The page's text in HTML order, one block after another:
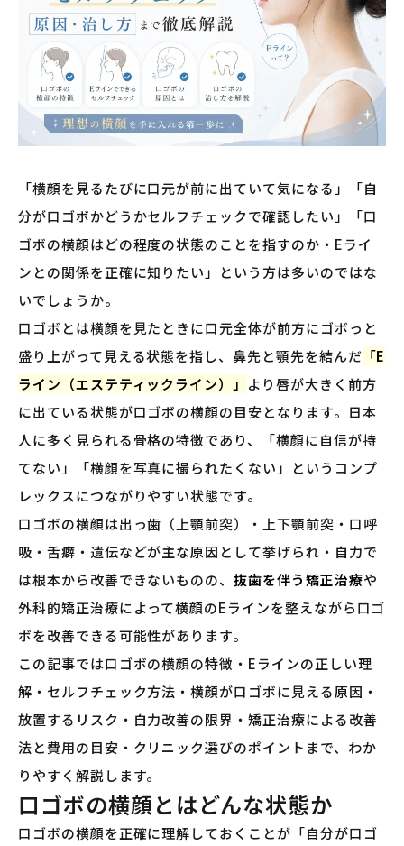
「横顔を見るたびに口元が前に出ていて気になる」「自
分が口ゴボかどうかセルフチェックで確認したい」「口
ゴボの横顔はどの程度の状態のことを指すのか・Eライ
ンとの関係を正確に知りたい」という方は多いのではな
いでしょうか。
口ゴボとは横顔を見たときに口元全体が前方にゴボっと
盛り上がって見える状態を指し、鼻先と顎先を結んだ 「E
ライン（エステティックライン）」 より唇が大きく前方
に出ている状態が口ゴボの横顔の目安となります。日本
人に多く見られる骨格の特徴であり、「横顔に自信が持
てない」「横顔を写真に撮られたくない」というコンプ
レックスにつながりやすい状態です。
口ゴボの横顔は出っ歯（上顎前突）・上下顎前突・口呼
吸・舌癖・遺伝などが主な原因として挙げられ・自力で
は根本から改善できないものの、抜歯を伴う矯正治療や
外科的矯正治療によって横顔のEラインを整えながら口ゴ
ボを改善できる可能性があります。
この記事では口ゴボの横顔の特徴・Eラインの正しい理
解・セルフチェック方法・横顔が口ゴボに見える原因・
放置するリスク・自力改善の限界・矯正治療による改善
法と費用の目安・クリニック選びのポイントまで、わか
りやすく解説します。
口ゴボの横顔とはどんな状態か
口ゴボの横顔を正確に理解しておくことが「自分が口ゴ